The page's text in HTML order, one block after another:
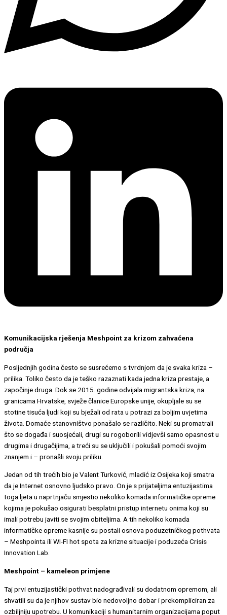
Komunikacijska rješenja Meshpoint za krizom zahvaćena
područja
Posljednjih godina često se susrećemo s tvrdnjom da je svaka kriza –
prilika. Toliko često da je teško razaznati kada jedna kriza prestaje, a
započinje druga. Dok se 2015. godine odvijala migrantska kriza, na
granicama Hrvatske, svježe članice Europske unije, okupljale su se
stotine tisuća ljudi koji su bježali od rata u potrazi za boljim uvjetima
života. Domaće stanovništvo ponašalo se različito. Neki su promatrali
što se događa i suosjećali, drugi su rogoborili vidjevši samo opasnost u
drugima i drugačijima, a treći su se uključili i pokušali pomoći svojim
znanjem i – pronašli svoju priliku.
Jedan od tih trećih bio je Valent Turković, mladić iz Osijeka koji smatra
da je Internet osnovno ljudsko pravo. On je s prijateljima entuzijastima
toga ljeta u naprtnjaču smjestio nekoliko komada informatičke opreme
kojima je pokušao osigurati besplatni pristup internetu onima koji su
imali potrebu javiti se svojim obiteljima. A tih nekoliko komada
informatičke opreme kasnije su postali osnova poduzetničkog pothvata
– Meshpointa ili WI-FI hot spota za krizne situacije i poduzeća Crisis
Innovation Lab.
Meshpoint – kameleon primjene
Taj prvi entuzijastički pothvat nadograđivali su dodatnom opremom, ali
shvatili su da je njihov sustav bio nedovoljno dobar i prekompliciran za
ozbiljniju upotrebu. U komunikaciji s humanitarnim organizacijama poput